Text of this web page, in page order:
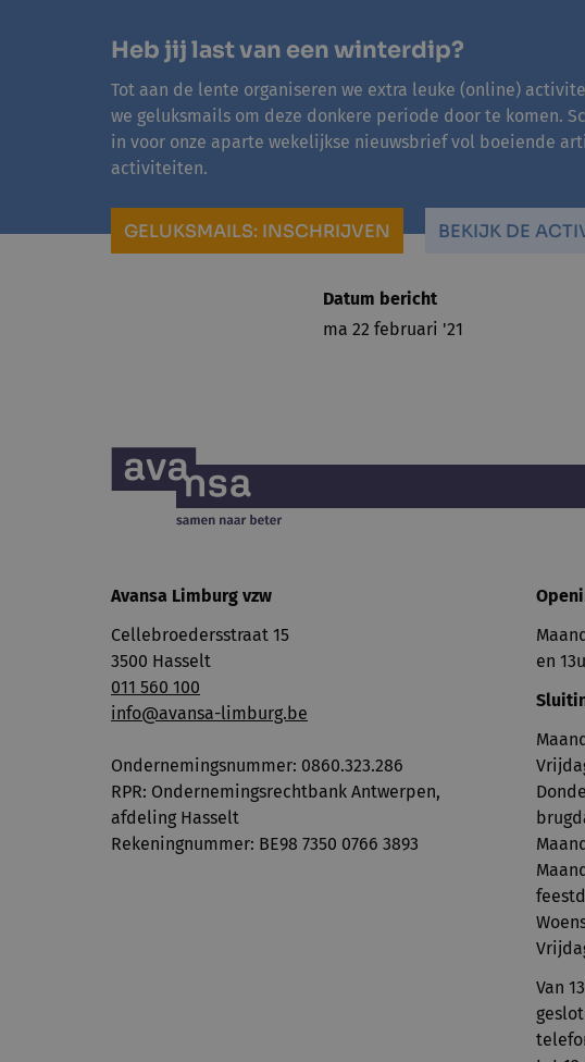
Heb jij last van een winterdip?
Tot aan de lente organiseren we extra leuke (online)
we geluksmails om deze donkere periode door te komen.
in voor onze aparte wekelijkse nieuwsbrief vol boeiende
activiteiten.
GELUKSMAILS: INSCHRIJVEN BEKIJK DE
Datum bericht
ma 22 februari '21
Avansa Limburg vzw
Cellebroedersstraat 15
3500 Hasselt
011 560 100
info@avansa-limburg.be
Ondernemingsnummer: ​0860.323.286
RPR: Ondernemingsrechtbank Antwerpen,
afdeling Hasselt
Rekeningnummer: BE98 7350 0766 3893
en
Van